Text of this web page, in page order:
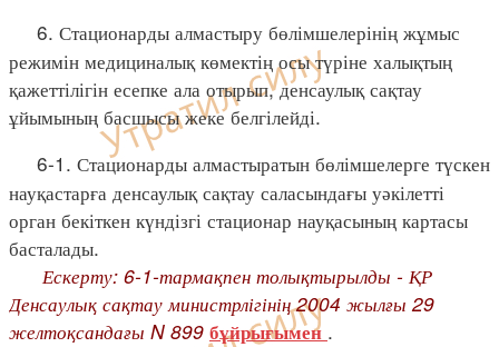
6. Стационарды алмастыру бөлімшелерінің жұмыс
режимін медициналық көмектің осы түріне халықтың
қажеттілігін есепке ала отырып, денсаулық сақтау
ұйымының басшысы жеке белгілейді.
6-1. Стационарды алмастыратын бөлімшелерге түскен
науқастарға денсаулық сақтау саласындағы уәкілетті
орган бекіткен күндізгі стационар науқасының картасы
басталады.
Ескерту: 6-1-тармақпен толықтырылды - ҚР
Денсаулық сақтау министрлігінің 2004 жылғы 29
желтоқсандағы N 899 бұйрығымен .